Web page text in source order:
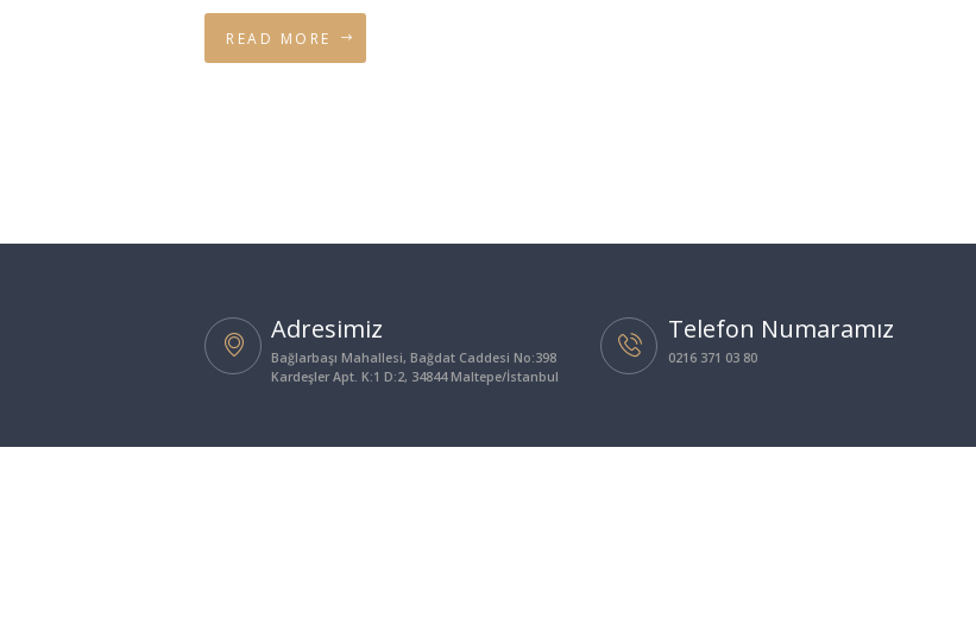
READ MORE
Adresimiz
Bağlarbaşı Mahallesi, Bağdat Caddesi No:398
Kardeşler Apt. K:1 D:2, 34844 Maltepe/İstanbul
Telefon Numaramız
0216 371 03 80